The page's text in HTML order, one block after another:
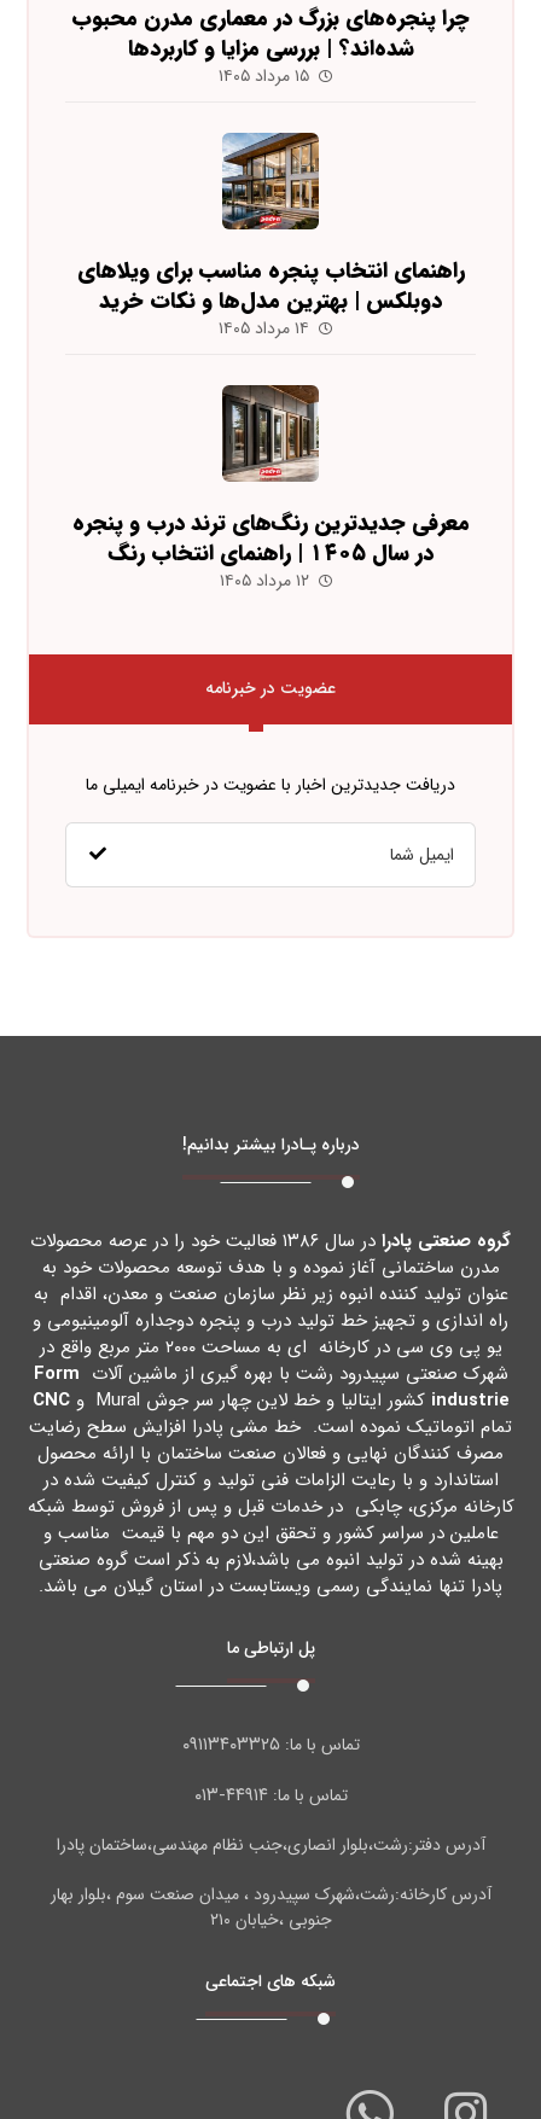
چرا پنجره‌های بزرگ در معماری مدرن محبوب
شده‌اند؟ | بررسی مزایا و کاربردها
۱۵ مرداد ۱۴۰۵
راهنمای انتخاب پنجره مناسب برای ویلاهای
دوبلکس | بهترین مدل‌ها و نکات خرید
۱۴ مرداد ۱۴۰۵
معرفی جدیدترین رنگ‌های ترند درب و پنجره
در سال ۱۴۰۵ | راهنمای انتخاب رنگ
۱۲ مرداد ۱۴۰۵
عضویت در خبرنامه
دریافت جدیدترین اخبار با عضویت در خبرنامه ایمیلی ما
درباره پـادرا بیشتر بدانیم!
گروه صنعتی پادرا
در سال ۱۳۸۶ فعالیت خود را در عرصه محصولات
مدرن ساختمانی آغاز نموده و با هدف توسعه محصولات خود به
عنوان تولید کننده انبوه زیر نظر سازمان صنعت و معدن، اقدام به
راه اندازي و تجهیز خط تولید درب و پنجره دوجداره آلومینیومی و
یو پی وي سی در کارخانه اي به مساحت ۲۰۰۰ متر مربع واقع در
شهرك صنعتی سپیدرود رشت با بهره گیري از ماشین آلات Form
industrie کشور ایتالیا و خط لاین چهار سر جوش Mural و
CNC
تمام اتوماتیک نموده است. خط مشی پادرا افزایش سطح رضایت
مصرف کنندگان نهایی و فعالان صنعت ساختمان با ارائه محصول
استاندارد و با رعایت الزامات فنی تولید و کنترل کیفیت شده در
کارخانه مرکزي، چابکی در خدمات قبل و پس از فروش توسط شبکه
عاملین در سراسر کشور و تحقق این دو مهم با قیمت مناسب و
بهینه شده در تولید انبوه می باشد،لازم به ذکر است گروه صنعتی
پادرا تنها نمایندگی رسمی ویستابست در استان گیلان می باشد.
پل ارتباطی ما
تماس با ما:۰۹۱۱۳۴۰۳۳۲۵
تماس با ما: ۴۴۹۱۴-۰۱۳
آدرس دفتر:رشت،بلوار انصاری،جنب نظام مهندسی،ساختمان پادرا
آدرس کارخانه:رشت،شهرک سپیدرود ، میدان صنعت سوم ،بلوار بهار
جنوبی ،خیابان ۲۱۰
شبکه های اجتماعی